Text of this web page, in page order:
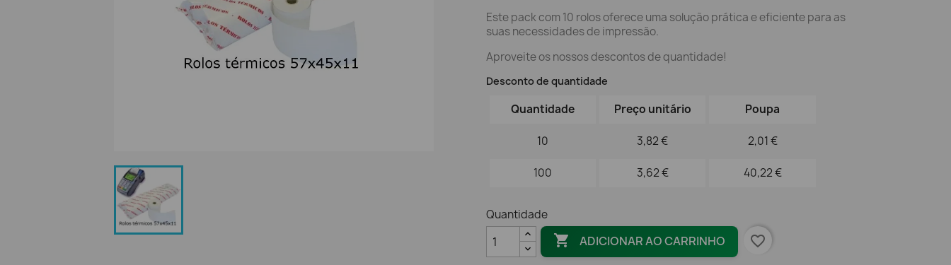
Este pack com 10 rolos oferece uma solução prática e eficiente para as
suas necessidades de impressão.
Aproveite os nossos descontos de quantidade!
Desconto de quantidade
Quantidade Preço unitário Poupa
10 3,82 € 2,01 €
100 3,62 € 40,22 €
Quantidade
 ADICIONAR AO CARRINHO favorite_border